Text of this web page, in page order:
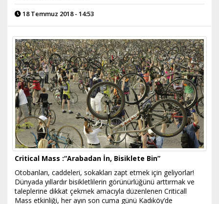
18 Temmuz 2018 - 14:53
Critical Mass :“Arabadan İn, Bisiklete Bin”
Otobanları, caddeleri, sokakları zapt etmek için geliyorlar!
Dünyada yıllardır bisikletlilerin görünürlüğünü arttırmak ve
taleplerine dikkat çekmek amacıyla düzenlenen Criticall
Mass etkinliği, her ayın son cuma günü Kadıköy’de